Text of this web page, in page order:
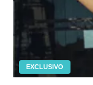
EXCLUSIVO